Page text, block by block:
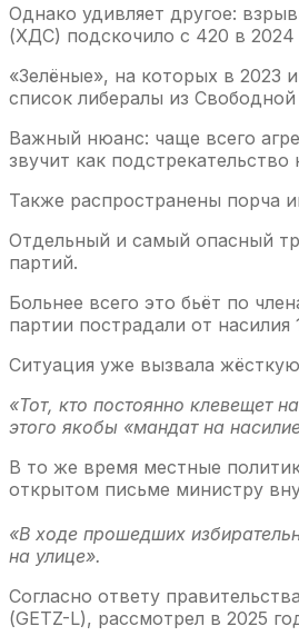
Однако удивляет другое:
(ХДС) подскочило с 420 в 2024
«Зелёные», на которых в 2023
список либералы из
Важный нюанс: чаще всего
звучит как
Также распространены порча
Отдельный и самый опасный
партий.
Больнее всего это бьёт по
партии пострадали от
Ситуация уже вызвала
«Тот, кто постоянно клевещет
этого якобы «мандат на
В то же время местные
открытом письме министру
«В ходе прошедших
на улице».
Согласно ответу
(GETZ-L), рассмотрел в 2025